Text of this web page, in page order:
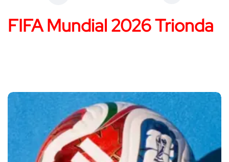
FIFA Mundial 2026 Trionda